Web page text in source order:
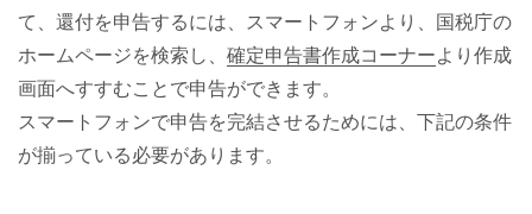
て、還付を申告するには、スマートフォンより、国税庁の
ホームページを検索し、 確定申告書作成コーナーより作成
画面へすすむことで申告ができます。
スマートフォンで申告を完結させるためには、下記の条件
が揃っている必要があります。